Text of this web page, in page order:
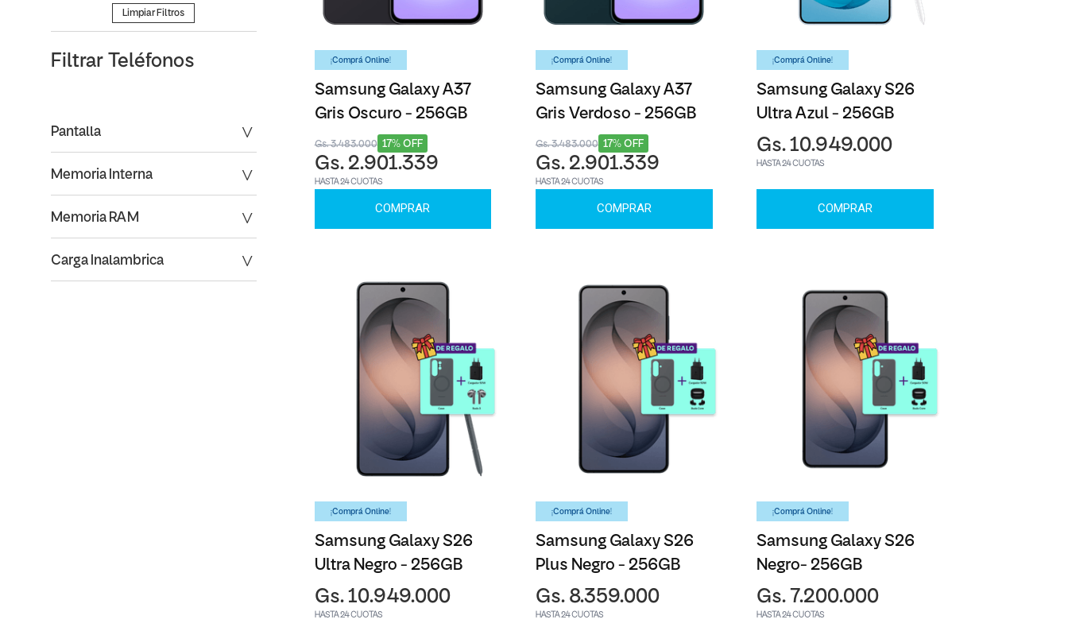
Limpiar Filtros
Filtrar Teléfonos
Pantalla
Memoria RAM
Carga Inalambrica
Memoria Interna
¡Comprá Online!
Samsung Galaxy A37
Gris Oscuro - 256GB
17% OFF
Gs. 3.483.000
Gs. 2.901.339
HASTA 24 CUOTAS
COMPRAR
¡Comprá Online!
Samsung Galaxy A37
Gris Verdoso - 256GB
17% OFF
Gs. 3.483.000
Gs. 2.901.339
HASTA 24 CUOTAS
COMPRAR
¡Comprá Online!
Samsung Galaxy S26
Ultra Azul - 256GB
Gs. 10.949.000
HASTA 24 CUOTAS
COMPRAR
¡Comprá Online!
Samsung Galaxy S26
Ultra Negro - 256GB
Gs. 10.949.000
HASTA 24 CUOTAS
¡Comprá Online!
Samsung Galaxy S26
Plus Negro - 256GB
Gs. 8.359.000
HASTA 24 CUOTAS
¡Comprá Online!
Samsung Galaxy S26
Negro- 256GB
Gs. 7.200.000
HASTA 24 CUOTAS